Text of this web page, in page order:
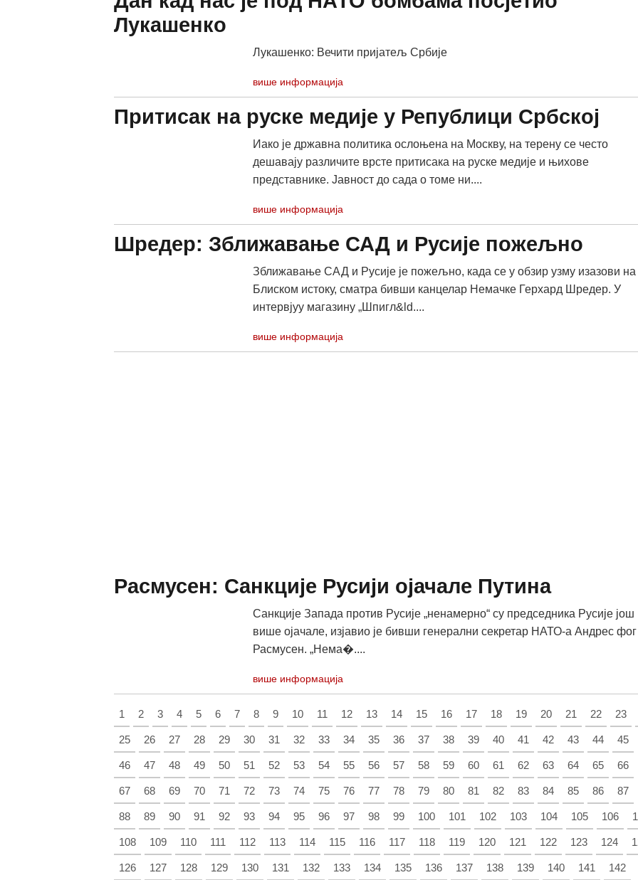
Лукашенко
Лукашенко: Вечити пријатељ Србије
више информација
Притисак на руске медије у Републици Србској
Иако је државна политика ослоњена на Москву, на терену се често
дешавају различите врсте притисака на руске медије и њихове
представнике. Јавност до сада о томе ни....
више информација
Шредер: Зближавање САД и Русије пожељно
Зближавање САД и Русије је пожељно, када се у обзир узму изазови на
Блиском истоку, сматра бивши канцелар Немачке Герхард Шредер. У
интервјуу магазину „Шпигл&ld....
више информација
Расмусен: Санкције Русији ојачале Путина
Санкције Запада против Русије „ненамерно“ су председника Русије још
више ојачале, изјавио је бивши генерални секретар НАТО-а Андрес фог
Расмусен. „Нема�....
више информација
1 2 3 4 5 6 7 8 9 10 11 12 13 14 15 16 17 18 19 20 21 22 23
25 26 27 28 29 30 31 32 33 34 35 36 37 38 39 40 41 42 43 44 45
46 47 48 49 50 51 52 53 54 55 56 57 58 59 60 61 62 63 64 65 66
67 68 69 70 71 72 73 74 75 76 77 78 79 80 81 82 83 84 85 86 87
88 89 90 91 92 93 94 95 96 97 98 99 100 101 102 103 104 105 106
108 109 110 111 112 113 114 115 116 117 118 119 120 121 122 123 124
126 127 128 129 130 131 132 133 134 135 136 137 138 139 140 141 142